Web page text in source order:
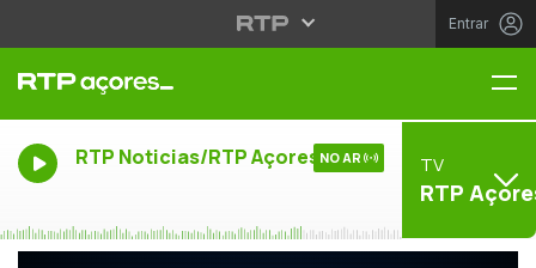
Entrar
RTP Noticias/RTP Açores NO AR TV
RTP